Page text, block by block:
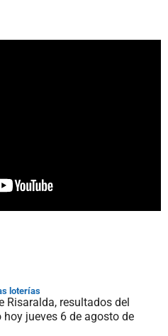
loterías
Risaralda, resultados del
jueves 6 de agosto de